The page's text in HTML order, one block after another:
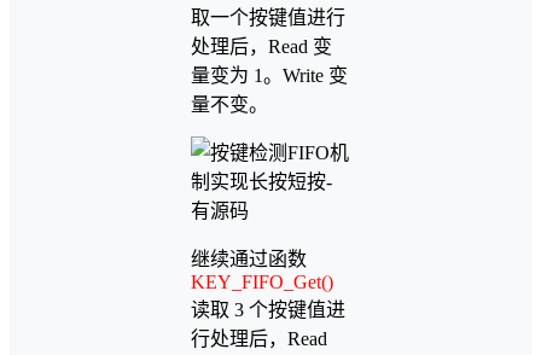
取一个按键值进行
处理后，Read 变
量变为 1。Write 变
量不变。
继续通过函数
KEY_FIFO_Get()
读取 3 个按键值进
行处理后，Read